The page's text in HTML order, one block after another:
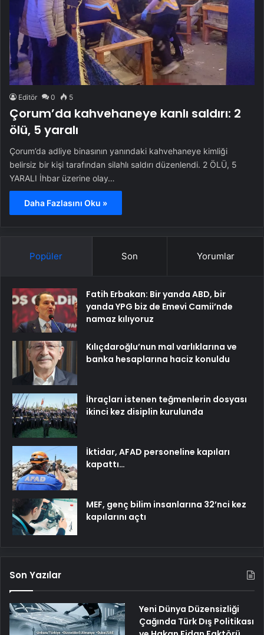
Editör 0 5
Çorum’da kahvehaneye kanlı saldırı: 2
ölü, 5 yaralı
Çorum’da adliye binasının yanındaki kahvehaneye kimliği
belirsiz bir kişi tarafından silahlı saldırı düzenlendi. 2 ÖLÜ, 5
YARALI İhbar üzerine olay…
Daha Fazlasını Oku »
Popüler Son Yorumlar
Fatih Erbakan: Bir yanda ABD, bir
yanda YPG biz de Emevi Camii’nde
namaz kılıyoruz
Kılıçdaroğlu’nun mal varlıklarına ve
banka hesaplarına haciz konuldu
İhraçları istenen teğmenlerin dosyası
ikinci kez disiplin kurulunda
İktidar, AFAD personeline kapıları
kapattı…
MEF, genç bilim insanlarına 32’nci kez
kapılarını açtı
Son Yazılar
Yeni Dünya Düzensizliği
Çağında Türk Dış Politikası